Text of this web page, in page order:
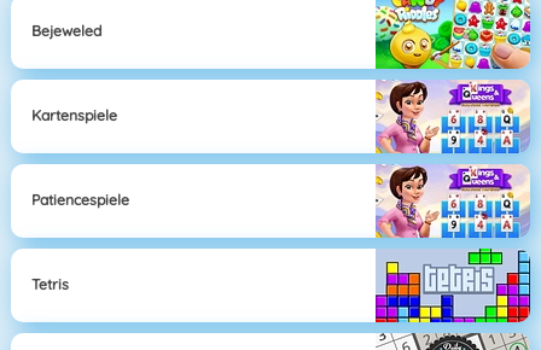
Bejeweled
Kartenspiele
Patiencespiele
Tetris